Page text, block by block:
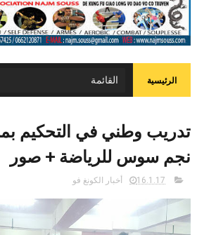
الرئيسية
تدريب وطني في التحكيم
نجم سوس للرياضة + صور
16.1.17 أخبار الكونغ فو